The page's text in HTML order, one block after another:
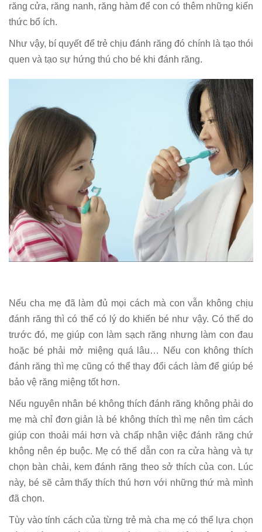
răng cửa, răng nanh, răng hàm để con có thêm những kiến
thức bổ ích.
Như vậy, bí quyết để trẻ chịu đánh răng đó chính là tạo thói
quen và tạo sự hứng thú cho bé khi đánh răng.
Nếu cha mẹ đã làm đủ mọi cách mà con vẫn không chịu
đánh răng thì có thể có lý do khiến bé như vậy. Có thể do
trước đó, mẹ giúp con làm sạch răng nhưng làm con đau
hoặc bé phải mở miệng quá lâu… Nếu con không thích
đánh răng thì mẹ cũng có thể thay đổi cách làm để giúp bé
bảo vệ răng miệng tốt hơn.
Nếu nguyên nhân bé không thích đánh răng không phải do
mẹ mà chỉ đơn giản là bé không thích thì mẹ nên tìm cách
giúp con thoải mái hơn và chấp nhận việc đánh răng chứ
không nên ép buộc. Mẹ có thể dẫn con ra cửa hàng và tự
chọn bàn chải, kem đánh răng theo sở thích của con. Lúc
này, bé sẽ cảm thấy thích thú hơn với những thứ mà mình
đã chọn.
Tùy vào tính cách của từng trẻ mà cha mẹ có thể lựa chọn